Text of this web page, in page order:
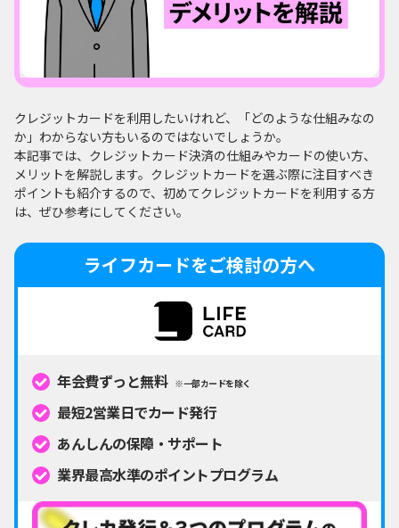
クレジットカードを利用したいけれど、「どのような仕組みなの
か」わからない方もいるのではないでしょうか。
本記事では、クレジットカード決済の仕組みやカードの使い方、
メリットを解説します。クレジットカードを選ぶ際に注目すべき
ポイントも紹介するので、初めてクレジットカードを利用する方
は、ぜひ参考にしてください。
ライフカードをご検討の方へ
年会費ずっと無料 ※一部カードを除く
最短2営業日でカード発行
あんしんの保障・サポート
業界最高水準のポイントプログラム